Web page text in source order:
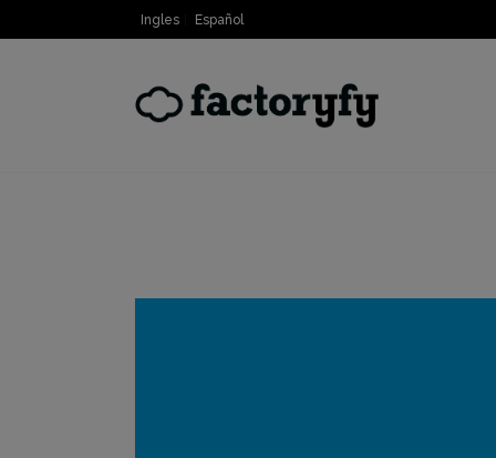
Ingles Español